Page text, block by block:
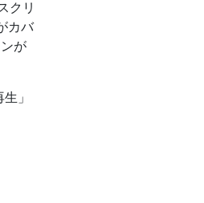
クリ
カバ
が
」